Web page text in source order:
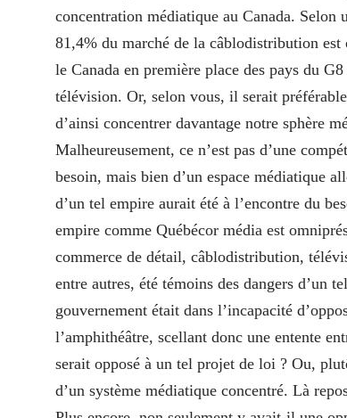
concentration médiatique au Canada.
81,4% du marché de la câblodistribution
le Canada en première place des pays du
télévision. Or, selon vous, il serait
d’ainsi concentrer davantage notre sphère
Malheureusement, ce n’est pas d’une
besoin, mais bien d’un espace médiatique
d’un tel empire aurait été à l’encontre du
empire comme Québécor média est
commerce de détail, câblodistribution,
entre autres, été témoins des dangers d’un
gouvernement était dans l’incapacité
l’amphithéâtre, scellant donc une entente
serait opposé à un tel projet de loi ? Ou,
d’un système médiatique concentré. Là